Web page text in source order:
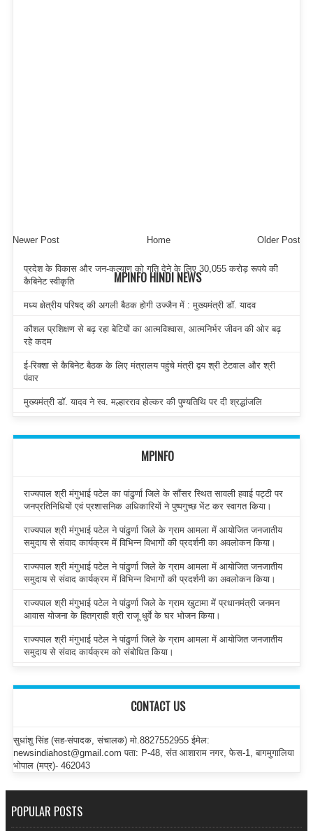
Newer Post Older Post
Home
MPINFO HINDI NEWS
प्रदेश के विकास और जन-कल्याण को गति देने के लिए 30,055 करोड़ रूपये की
कैबिनेट स्वीकृति
मध्य क्षेत्रीय परिषद् की अगली बैठक होगी उज्जैन में : मुख्यमंत्री डॉ. यादव
कौशल प्रशिक्षण से बढ़ रहा बेटियों का आत्मविश्वास, आत्मनिर्भर जीवन की ओर बढ़
रहे कदम
ई-रिक्शा से कैबिनेट बैठक के लिए मंत्रालय पहुंचे मंत्री द्वय श्री टेटवाल और श्री
पंवार
मुख्यमंत्री डॉ. यादव ने स्व. मल्हारराव होल्कर की पुण्यतिथि पर दी श्रद्धांजलि
MPINFO
राज्यपाल श्री मंगुभाई पटेल का पांढुर्णा जिले के सौंसर स्थित सावली हवाई पट्टी पर
जनप्रतिनिधियों एवं प्रशासनिक अधिकारियों ने पुष्पगुच्छ भेंट कर स्वागत किया।
राज्यपाल श्री मंगुभाई पटेल ने पांढुर्णा जिले के ग्राम आमला में आयोजित जनजातीय
समुदाय से संवाद कार्यक्रम में विभिन्न विभागों की प्रदर्शनी का अवलोकन किया।
राज्यपाल श्री मंगुभाई पटेल ने पांढुर्णा जिले के ग्राम आमला में आयोजित जनजातीय
समुदाय से संवाद कार्यक्रम में विभिन्न विभागों की प्रदर्शनी का अवलोकन किया।
राज्यपाल श्री मंगुभाई पटेल ने पांढुर्णा जिले के ग्राम खुटामा में प्रधानमंत्री जनमन
आवास योजना के हितग्राही श्री राजू धुर्वे के घर भोजन किया।
राज्यपाल श्री मंगुभाई पटेल ने पांढुर्णा जिले के ग्राम आमला में आयोजित जनजातीय
समुदाय से संवाद कार्यक्रम को संबोधित किया।
CONTACT US
सुधांशु सिंह (सह-संपादक, संचालक) मो.8827552955 ईमेल:
newsindiahost@gmail.com पता: P-48, संत आशाराम नगर, फेस-1, बागमुगालिया
भोपाल (मप्र)- 462043
POPULAR POSTS